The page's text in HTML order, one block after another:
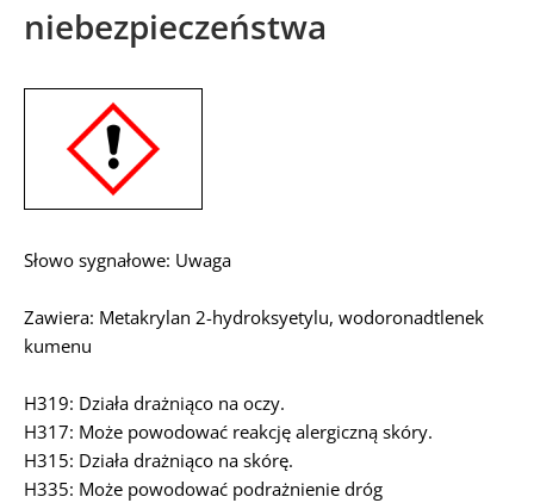
niebezpieczeństwa
Słowo sygnałowe: Uwaga
Zawiera: Metakrylan 2-hydroksyetylu, wodoronadtlenek
kumenu
H319: Działa drażniąco na oczy.
H317: Może powodować reakcję alergiczną skóry.
H315: Działa drażniąco na skórę.
H335: Może powodować podrażnienie dróg